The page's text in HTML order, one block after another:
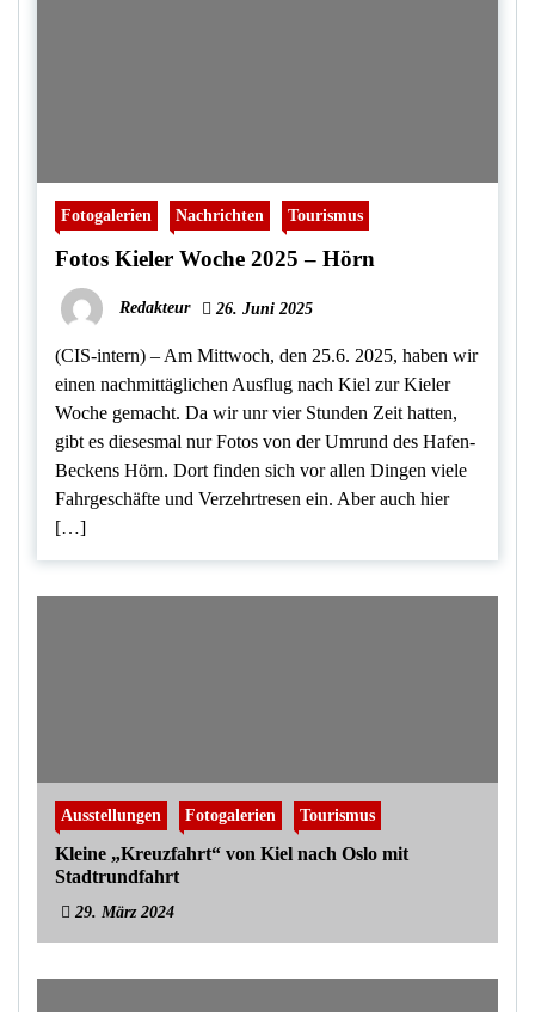
Fotogalerien Nachrichten Tourismus
Fotos Kieler Woche 2025 – Hörn
Redakteur 26. Juni 2025
(CIS-intern) – Am Mittwoch, den 25.6. 2025, haben wir
einen nachmittäglichen Ausflug nach Kiel zur Kieler
Woche gemacht. Da wir unr vier Stunden Zeit hatten,
gibt es diesesmal nur Fotos von der Umrund des Hafen-
Beckens Hörn. Dort finden sich vor allen Dingen viele
Fahrgeschäfte und Verzehrtresen ein. Aber auch hier
[…]
Ausstellungen Fotogalerien Tourismus
Kleine „Kreuzfahrt“ von Kiel nach Oslo mit
Stadtrundfahrt
29. März 2024